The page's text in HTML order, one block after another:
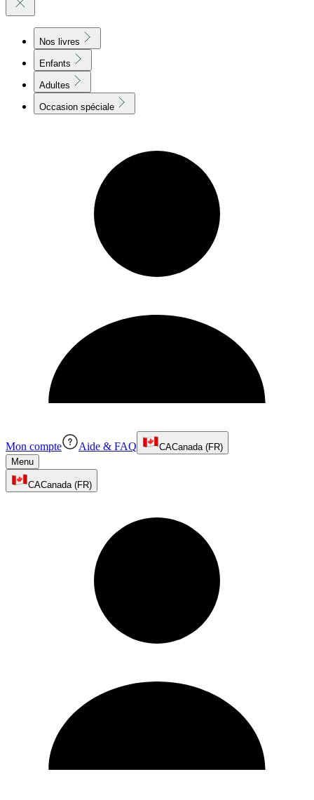
Nos livres
Enfants
Adultes
Occasion spéciale
Mon compte Aide & FAQ CACanada (FR)
Menu
CACanada (FR)